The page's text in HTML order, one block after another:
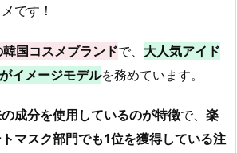
です！
国コスメブランドで、 大人気アイド
イメージモデルを務めています。
成分を使用しているのが特徴で、 楽
マスク部門でも1位を獲得している注